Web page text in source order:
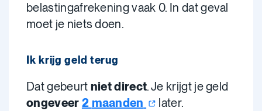
belastingafrekening vaak 0. In dat geval
moet je niets doen.
Ik krijg geld terug
Dat gebeurt niet direct. Je krijgt je geld
ongeveer 2 maanden
later.